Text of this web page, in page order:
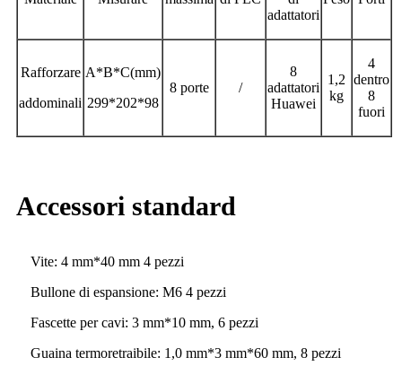
adattatori
Rafforzare
addominali
A*B*C(mm)
299*202*98
8 porte /
8
adattatori
Huawei
1,2
kg
4
dentro
8
fuori
Accessori standard
Vite: 4 mm*40 mm 4 pezzi
Bullone di espansione: M6 4 pezzi
Fascette per cavi: 3 mm*10 mm, 6 pezzi
Guaina termoretraibile: 1,0 mm*3 mm*60 mm, 8 pezzi